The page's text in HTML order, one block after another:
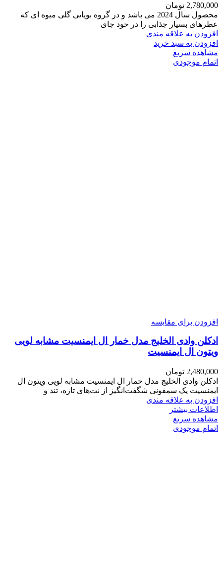
2,780,000 تومان
محصول سال 2024 می باشد و در گروه بویایی گلی میوه ای که
عطرهای بسیار جذابی را در خود جای
افزودن به علاقه مندی
افزودن به سبد خرید
مشاهده سریع
اتمام موجودی
افزودن برای مقایسه
ادکلن وادی الخلیج مدل خمار ال ایمنسیت مشابه لویی
ویتون ال ایمنسیت
2,480,000 تومان
ادکلن وادی الخلیج مدل خمار ال ایمنسیت مشابه لویی ویتون ال
ایمنسیت یک سمفونی شگفت‌انگیز از نت‌های تازه، تند و
افزودن به علاقه مندی
اطلاعات بیشتر
مشاهده سریع
اتمام موجودی